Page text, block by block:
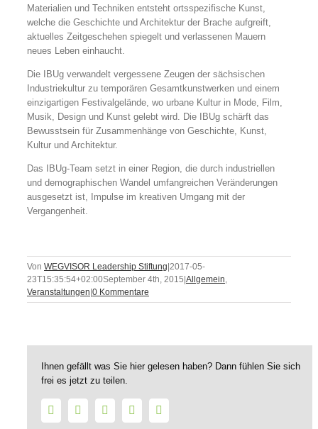
Materialien und Techniken entsteht ortsspezifische Kunst,
welche die Geschichte und Architektur der Brache aufgreift,
aktuelles Zeitgeschehen spiegelt und verlassenen Mauern
neues Leben einhaucht.
Die IBUg verwandelt vergessene Zeugen der sächsischen
Industriekultur zu temporären Gesamtkunstwerken und einem
einzigartigen Festivalgelände, wo urbane Kultur in Mode, Film,
Musik, Design und Kunst gelebt wird. Die IBUg schärft das
Bewusstsein für Zusammenhänge von Geschichte, Kunst,
Kultur und Architektur.
Das IBUg-Team setzt in einer Region, die durch industriellen
und demographischen Wandel umfangreichen Veränderungen
ausgesetzt ist, Impulse im kreativen Umgang mit der
Vergangenheit.
Von WEGVISOR Leadership Stiftung 2017-05-
23T15:35:54+02:00September 4th, 2015 Allgemein,
Veranstaltungen 0 Kommentare
Ihnen gefällt was Sie hier gelesen haben? Dann fühlen Sie sich
frei es jetzt zu teilen.
FacebookTwitter LinkedInWhatsApp
Mail